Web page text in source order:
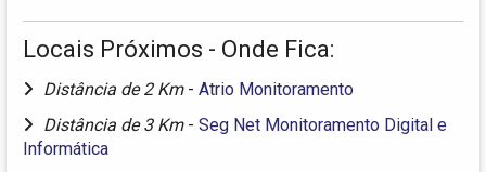
Locais Próximos - Onde Fica:
Distância de 2 Km - Atrio Monitoramento
Distância de 3 Km - Seg Net Monitoramento Digital e
Informática